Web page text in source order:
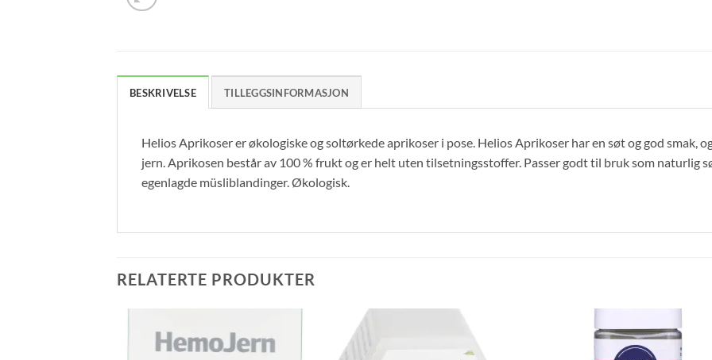
BESKRIVELSE TILLEGGSINFORMASJON
Helios Aprikoser er økologiske og soltørkede aprikoser i pose. Helios Aprikoser har en søt og god smak,
jern. Aprikosen består av 100 % frukt og er helt uten tilsetningsstoffer. Passer godt til bruk som naturlig
egenlagde müsliblandinger. Økologisk.
RELATERTE PRODUKTER